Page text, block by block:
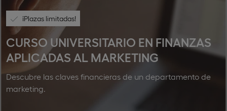
¡Plazas limitadas!
CURSO UNIVERSITARIO EN FINANZAS
APLICADAS AL MARKETING
Descubre las claves financieras de un departamento de
marketing.